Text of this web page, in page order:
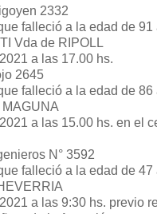
2332
falleció a la edad de 91
Vda de RIPOLL
a las 17.00 hs.
2645
falleció a la edad de 86
a las 15.00 hs. en el
N° 3592
falleció a la edad de 47
a las 9:30 hs. previo